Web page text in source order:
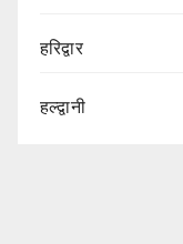
हरिद्वार
हल्द्वानी